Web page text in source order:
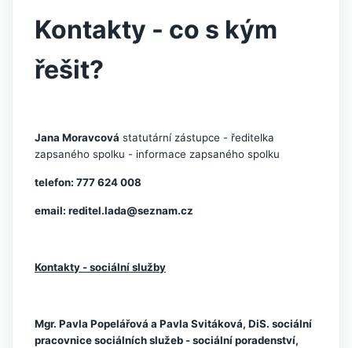
Kontakty - co s kým
řešit?
Jana Moravcová statutární zástupce - ředitelka
zapsaného spolku - informace zapsaného spolku
telefon: 777 624 008
email: reditel.lada@seznam.cz
Kontakty - sociální služby
Mgr. Pavla Popelářová a Pavla Svitáková, DiS. sociální
pracovnice sociálních služeb - sociální poradenství,